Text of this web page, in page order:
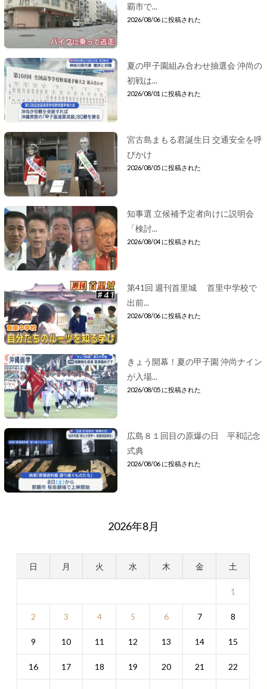
覇市で...
2026/08/06 に投稿された
夏の甲子園組み合わせ抽選会 沖尚の
初戦は...
2026/08/01 に投稿された
宮古島まもる君誕生日 交通安全を呼
びかけ
2026/08/05 に投稿された
知事選 立候補予定者向けに説明会
「検討...
2026/08/04 に投稿された
第41回 週刊首里城 首里中学校で
出前...
2026/08/06 に投稿された
きょう開幕！夏の甲子園 沖尚ナイン
が入場...
2026/08/05 に投稿された
広島８１回目の原爆の日 平和記念
式典
2026/08/06 に投稿された
2026年8月
日 月 火 水 木 金 土
1
2 3 4 5 6 7 8
9 10 11 12 13 14 15
16 17 18 19 20 21 22